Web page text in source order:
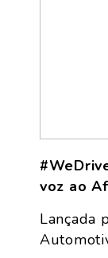
voz ao
Lançada